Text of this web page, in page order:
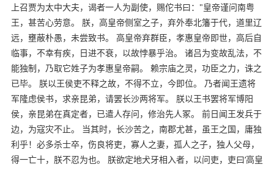
上召贾为太中大夫，谒者一人为副使，赐佗书曰："皇帝谨问南粤
王，甚苦心劳意。 朕，高皇帝侧室之子，弃外奉北籓于代，道里辽
远，壅蔽朴愚，未尝致书。 高皇帝弃群臣，孝惠皇帝即世，高后自
临事，不幸有疾，日进不衰，以故悖暴乎治。 诸吕为变故乱法，不
能独制，乃取它姓子为孝惠皇帝嗣。 赖宗庙之灵，功臣之力，诛之
已毕。 朕以王侯吏不释之故，不得不立，今即位。 乃者闻王遗将
军隆虑侯书，求亲昆弟，请罢长沙两将军。 朕以王书罢将军博阳
侯，亲昆弟在真定者，已遣人存问，修治先人冢。 前日闻王发兵于
边，为寇灾不止。 当其时，长沙苦之，南郡尤甚，虽王之国，庸独
利乎！必多杀士卒，伤良将吏，寡人之妻，孤人之子，独人父母，
得一亡十，朕不忍为也。 朕欲定地犬牙相入者，以问吏，吏曰‘高皇